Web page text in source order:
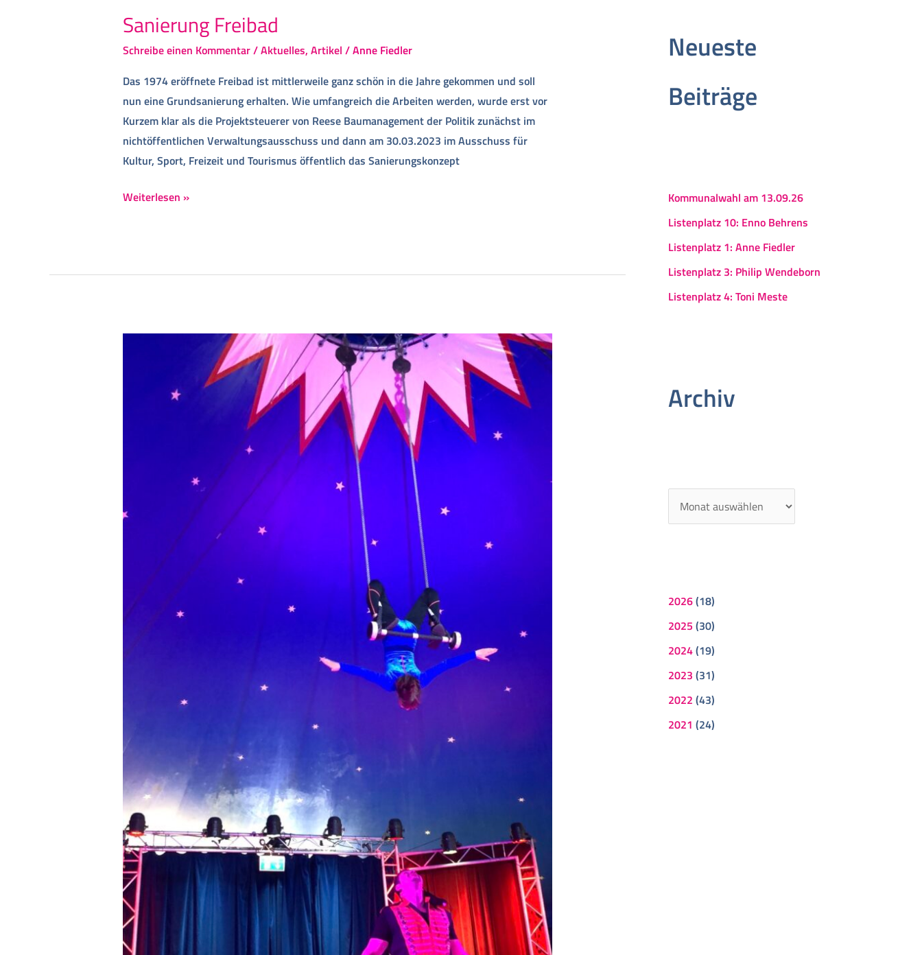
Sanierung Freibad
Schreibe einen Kommentar/Aktuelles, Artikel /Anne Fiedler
Das 1974 eröffnete Freibad ist mittlerweile ganz schön in die Jahre gekommen und soll
nun eine Grundsanierung erhalten. Wie umfangreich die Arbeiten werden, wurde erst vor
Kurzem klar als die Projektsteuerer von Reese Baumanagement der Politik zunächst im
nichtöffentlichen Verwaltungsausschuss und dann am 30.03.2023 im Ausschuss für
Kultur, Sport, Freizeit und Tourismus öffentlich das Sanierungskonzept
Weiterlesen »
Neueste
Beiträge
Kommunalwahl am 13.09.26
Listenplatz 10: Enno Behrens
Listenplatz 1: Anne Fiedler
Listenplatz 3: Philip Wendeborn
Listenplatz 4: Toni Meste
Archiv
2026(18)
2025 (30)
2024(19)
2023 (31)
2022 (43)
2021 (24)